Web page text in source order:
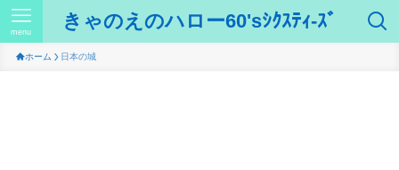
きゃのえのハロー60'sｼｸｽﾃｨ-ｽﾞ
menu
ホーム 日本の城